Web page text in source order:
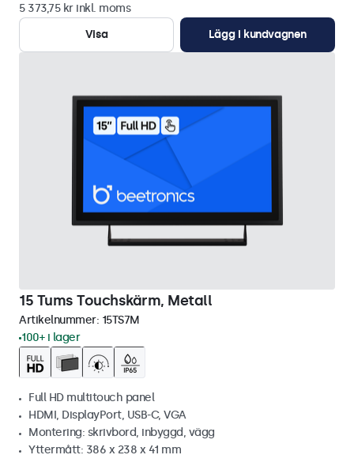
5 373,75 kr inkl. moms
Visa
Lägg i kundvagnen
15 Tums Touchskärm, Metall
Artikelnummer: 15TS7M
100+ i lager
Full HD multitouch panel
HDMI, DisplayPort, USB-C, VGA
Montering: skrivbord, inbyggd, vägg
Yttermått: 386 x 238 x 41 mm